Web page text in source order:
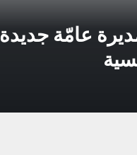
عامّة جديدة